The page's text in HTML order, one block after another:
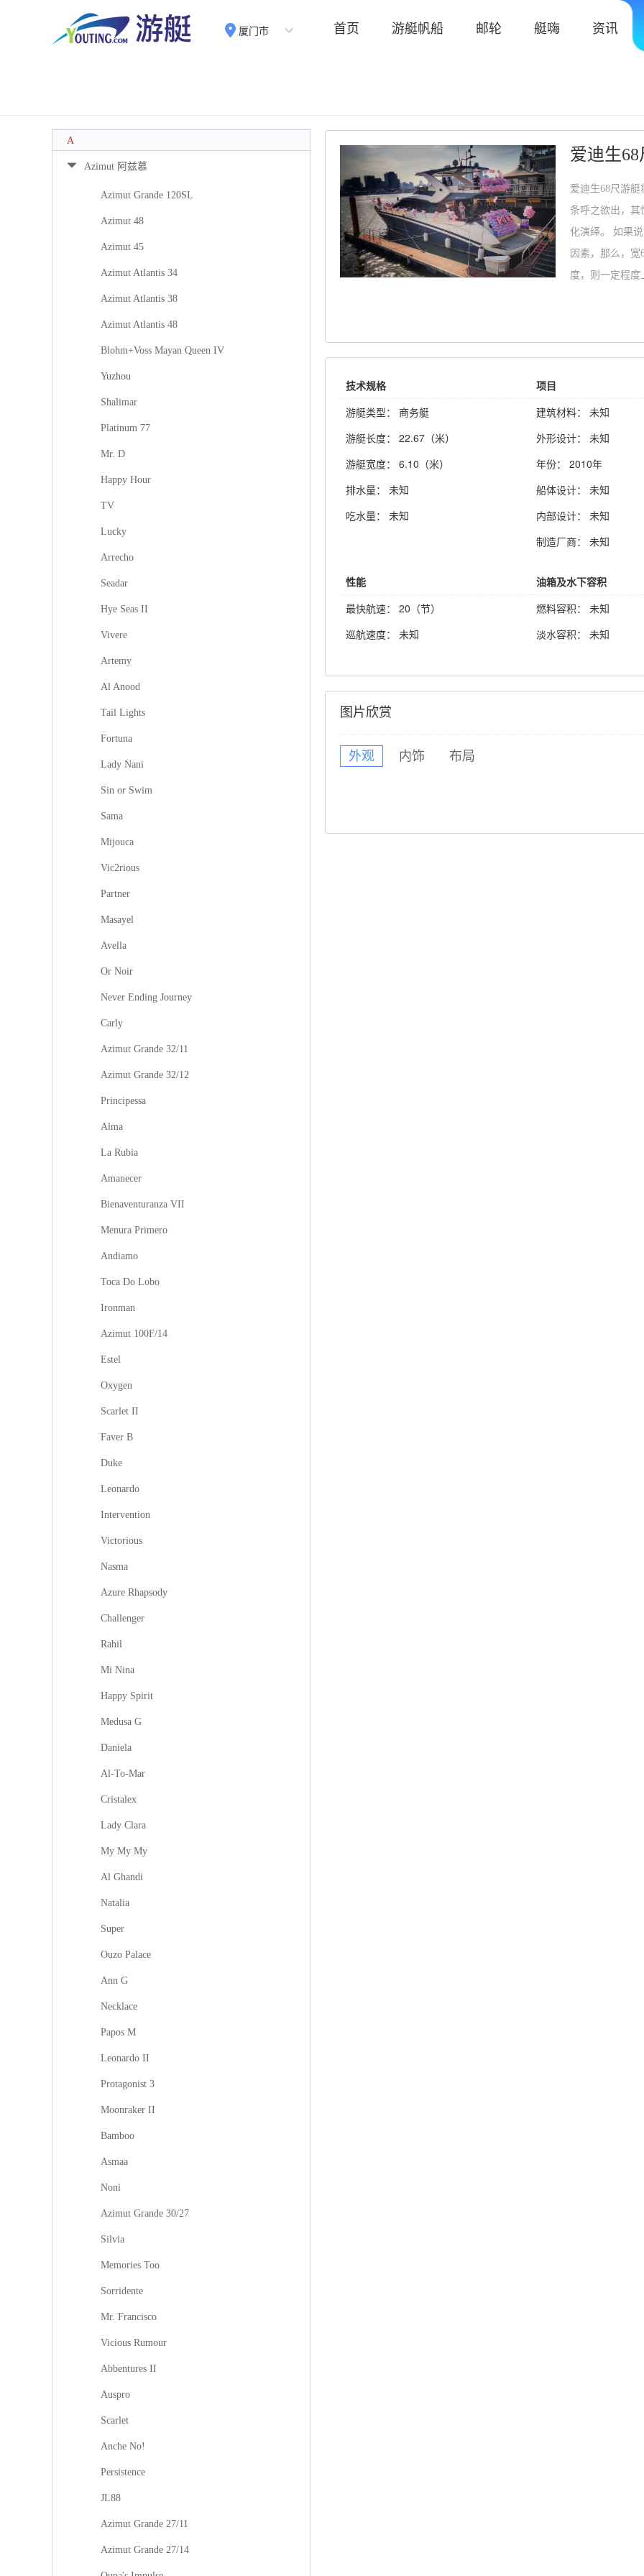
厦门市 首页 游艇帆船 邮轮 艇嗨 资讯
A
Azimut 阿兹慕
Azimut Grande 120SL
Azimut 48
Azimut 45
Azimut Atlantis 34
Azimut Atlantis 38
Azimut Atlantis 48
Blohm+Voss Mayan Queen IV
Yuzhou
Shalimar
Platinum 77
Mr. D
Happy Hour
TV
Lucky
Arrecho
Seadar
Hye Seas II
Vivere
Artemy
Al Anood
Tail Lights
Fortuna
Lady Nani
Sin or Swim
Sama
Mijouca
Vic2rious
Partner
Masayel
Avella
Or Noir
Never Ending Journey
Carly
Azimut Grande 32/11
Azimut Grande 32/12
Principessa
Alma
La Rubia
Amanecer
Bienaventuranza VII
Menura Primero
Andiamo
Toca Do Lobo
Ironman
Azimut 100F/14
Estel
Oxygen
Scarlet II
Faver B
Duke
Leonardo
Intervention
Victorious
Nasma
Azure Rhapsody
Challenger
Rahil
Mi Nina
Happy Spirit
Medusa G
Daniela
Al-To-Mar
Cristalex
Lady Clara
My My My
Al Ghandi
Natalia
Super
Ouzo Palace
Ann G
Necklace
Papos M
Leonardo II
Protagonist 3
Moonraker II
Bamboo
Asmaa
Noni
Azimut Grande 30/27
Silvia
Memories Too
Sorridente
Mr. Francisco
Vicious Rumour
Abbentures II
Auspro
Scarlet
Anche No!
Persistence
JL88
Azimut Grande 27/11
Azimut Grande 27/14
爱迪生68
爱迪生68尺游
条呼之欲出，其
化演绎。 如果
因素，那么，
度，则一定程
技术规格
项目
游艇类型： 商务艇
建筑材料： 未知
游艇长度： 22.67（米）
外形设计： 未知
游艇宽度： 6.10（米）
年份： 2010年
排水量： 未知
船体设计： 未知
吃水量： 未知
内部设计： 未知
制造厂商： 未知
性能
油箱及水下容积
最快航速： 20（节）
燃料容积： 未知
巡航速度： 未知
淡水容积： 未知
图片欣赏
外观 内饰 布局